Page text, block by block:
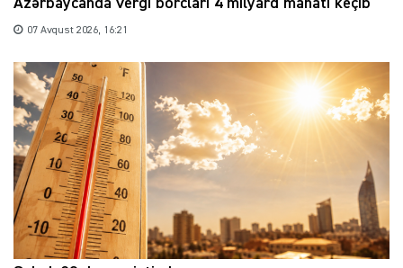
Azərbaycanda vergi borcları 4 milyard manatı keçib
07 Avqust 2026, 16:21